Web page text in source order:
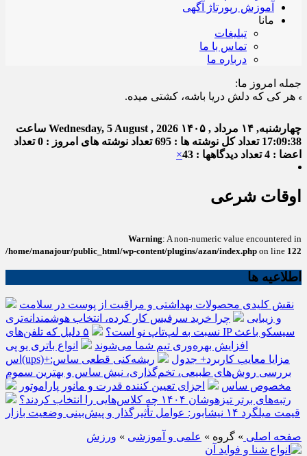
آموزش رپورتاژ آگهی
مانا
تبلیغات
تماس با ما
درباره ما
جمله امروز ما:
که دلش دریا باشه، کشتی میده.
چهارشنبه, ۱۴ مرداد , ۱۴۰۵ Wednesday, 5 August , 2026 ساعت
17:09:39 تعداد کل نوشته ها : 695 تعداد نوشته های امروز : 0
تعداد
اعضا : 4
تعداد دیدگاهها : 43 ×
اوقات شرعی
Warning: A non-numeric value encountered in
/home/manajour/public_html/wp-content/plugins/azan/index.php on line 122
اطلاعیه ها
نقش کلیدی محصولات بهداشتی و مراقبت از پوست در سلامت
و زیبایی
چرا خرید سرفیس کار کرده، انتخاب هوشمندانه‌تری
نسبت به لپ‌تاپ نو است؟
۵ دلیل که تلفن‌های IP سیسکو باعث
افزایش بهره‌وری تیم شما می‌شوند
انواع باتری یو پی
اس(ups)+مزایا معایب کاربرد+ جدول
ریشه‌کنی قطعی ساس:
بررسی روش‌های طبیعی، تخم‌گذاری، نیش ساس و بهترین سموم
مخصوص ساس
اجزای تعیین کننده قدرت و مانور پاراموتور
رتبه‌های برتر تیزهوشان ۱۴۰۴ چه کلاس‌هایی را انتخاب کردند؟
قیمت میلگرد ۱۴ نیشابور: عوامل تأثیرگذار و پیش‌بینی وضعیت بازار
صفحه اصلی » گروه » علمی و آموزشی » ورزش